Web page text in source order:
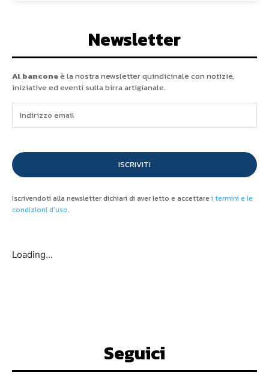
Newsletter
Al banconeè la nostra newsletter quindicinale con notizie,
iniziative ed eventi sulla birra artigianale.
ISCRIVITI
Iscrivendoti alla newsletter dichiari di aver letto e accettare i termini e le
condizioni d'uso.
Loading...
Seguici